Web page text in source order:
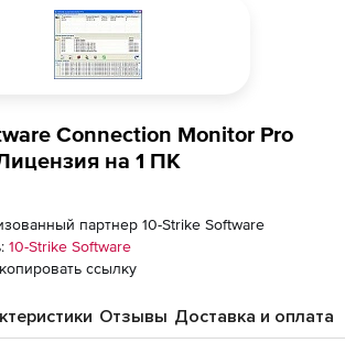
Connection Monitor Pro
на 1 ПК
партнер 10-Strike Software
10-Strike Software
ссылку
Отзывы Доставка и оплата